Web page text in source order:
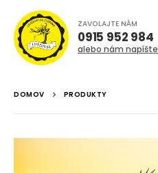
ZAVOLAJTE NÁM
0915 952 984
alebo nám napíšte
DOMOV PRODUKTY